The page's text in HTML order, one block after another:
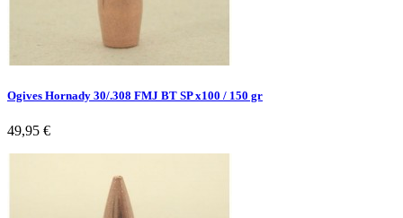
Ogives Hornady 30/.308 FMJ BT SP x100 / 150 gr
49,95 €